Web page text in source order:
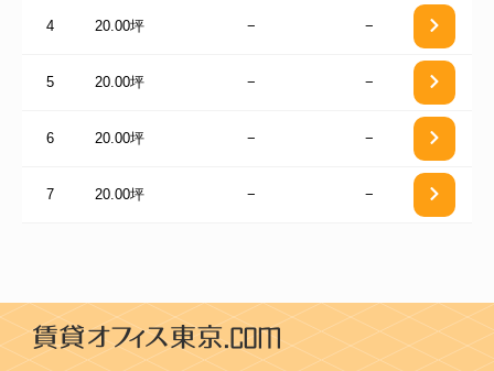
4 20.00坪 − −
5 20.00坪 − −
6 20.00坪 − −
7 20.00坪 − −